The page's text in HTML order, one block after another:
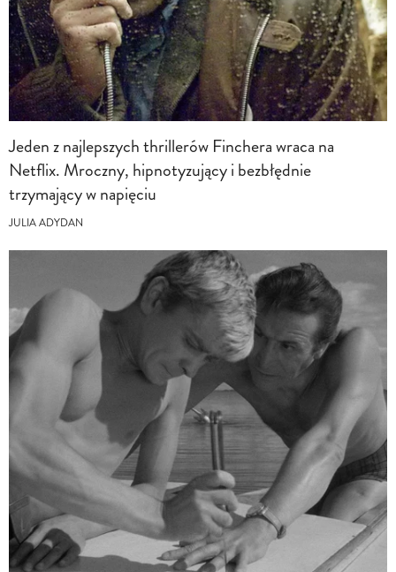
Jeden z najlepszych thrillerów Finchera wraca na
Netflix. Mroczny, hipnotyzujący i bezbłędnie
trzymający w napięciu
JULIA ADYDAN